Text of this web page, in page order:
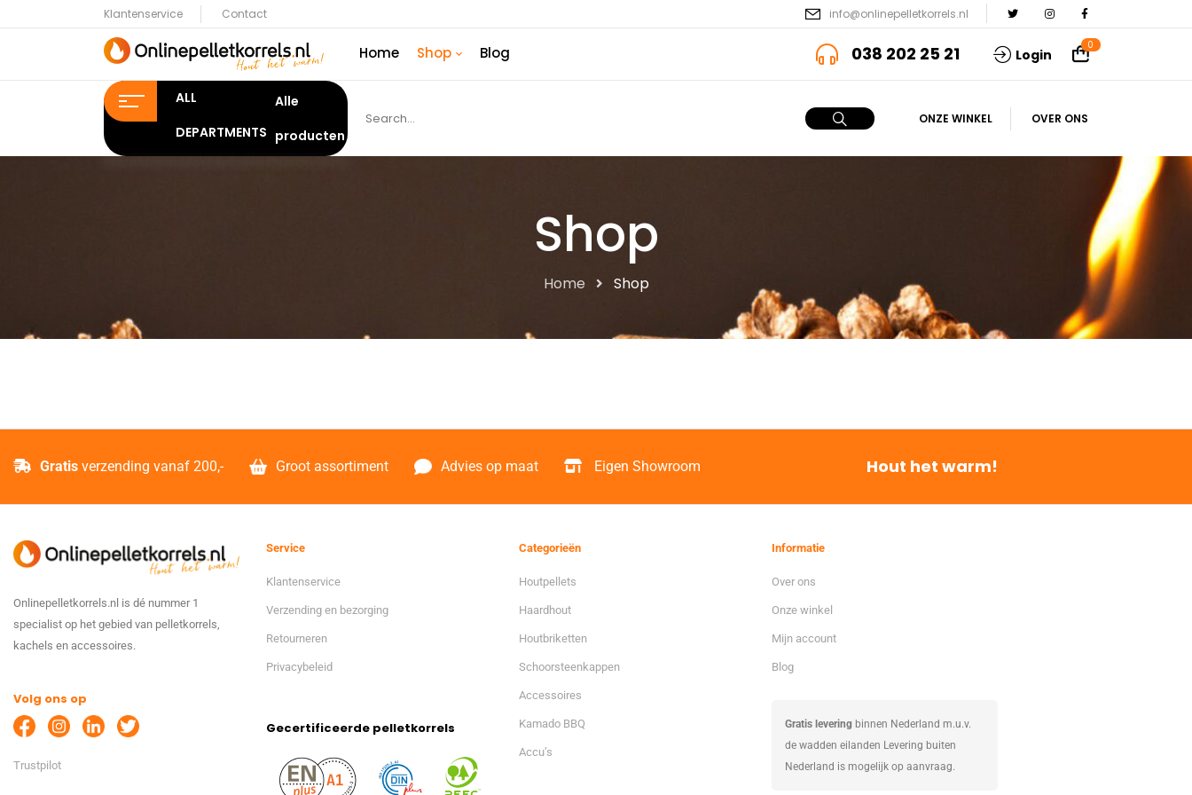
Klantenservice Contact info@onlinepelletkorrels.nl
Home Shop Blog 038 202 25 21 Login
0
ALL
DEPARTMENTS
ONZE WINKEL OVER ONS
Shop
Home Shop
Gratis verzending vanaf 200,- Groot assortiment Advies op maat Eigen Showroom Hout het warm!
Onlinepelletkorrels.nl is dé nummer 1
specialist op het gebied van pelletkorrels,
kachels en accessoires.
Volg ons op
Trustpilot
Service
Klantenservice
Verzending en bezorging
Retourneren
Privacybeleid
Gecertificeerde pelletkorrels
Categorieën
Houtpellets
Haardhout
Houtbriketten
Schoorsteenkappen
Accessoires
Kamado BBQ
Accu’s
Informatie
Over ons
Onze winkel
Mijn account
Blog
Gratis levering binnen Nederland m.u.v.
de wadden eilanden Levering buiten
Nederland is mogelijk op aanvraag.